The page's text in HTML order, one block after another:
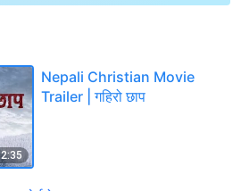
2:35
Nepali Christian Movie
Trailer | गहिरो छाप